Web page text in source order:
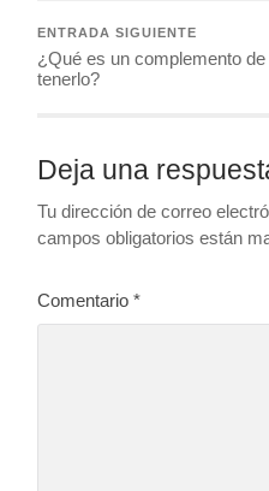
ENTRADA SIGUIENTE
¿Qué es un complemento
tenerlo?
Deja una
Tu dirección de correo
campos obligatorios están
Comentario*